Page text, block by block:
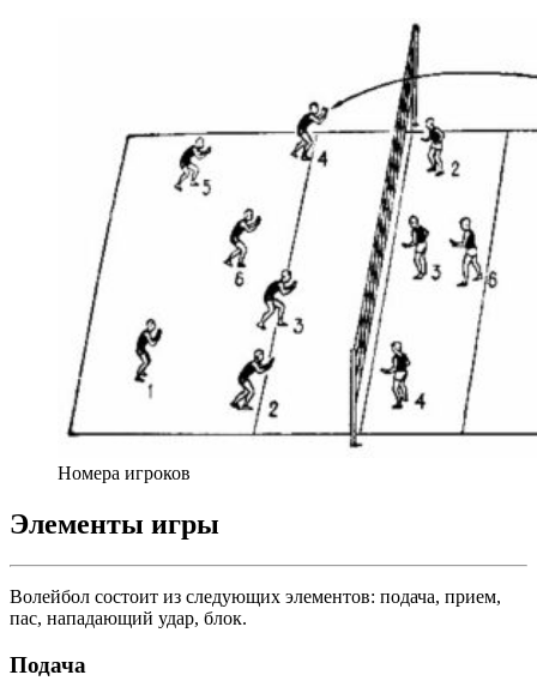
Номера игроков
Элементы игры
Волейбол состоит из следующих элементов: подача, прием,
пас, нападающий удар, блок.
Подача